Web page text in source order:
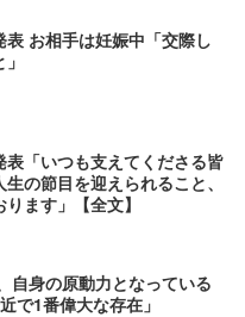
表 お相手は妊娠中「交際し
表「いつも支えてくださる皆
の節目を迎えられること、
ます」【全文】
自身の原動力となっている
で1番偉大な存在」